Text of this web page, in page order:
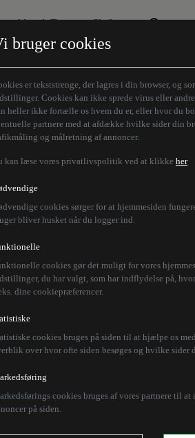
bruger cookies
er tekststrenge, der lagres i din browser, og
Cookies kan ikke sprede virus eller
heller ikke fortælle os hvem du er, eller hvor du
partnere med at afdække hvilke sider din
og målretning af annoncer.
kan læse vores privatlivspolitik ved at klikke her
cookies sørger for at hjemmesiden
bliver husket når du logger ind.
cookies gør det muligt for vores
du har valgt, som har indflydelse på,
dine cookiepræferencer.
cookies bruges på siden til at hjælpe os
over hvor ofte siden besøges og hvilke sider
cookies bruges af vores partnere til at
på siden.
Aktuelt Tema
Den borgelige brille
Humaniora forfra
Store Danskere
Skribenter
Z-aksen
fra 62 til 64 år, har